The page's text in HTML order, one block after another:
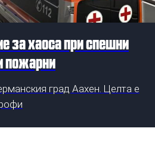
за хаоса при спешни
пожарни
град Аахен. Целта е